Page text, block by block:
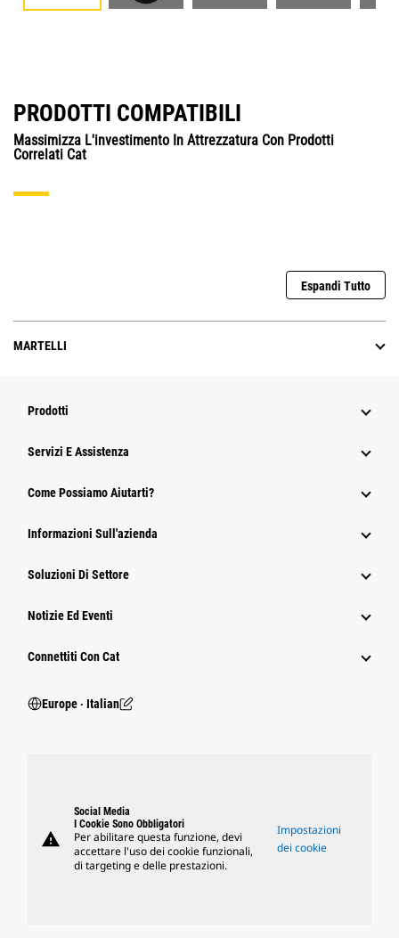
PRODOTTI COMPATIBILI
Massimizza L'investimento In Attrezzatura Con Prodotti
Correlati Cat
Espandi Tutto
MARTELLI
Prodotti
Servizi E Assistenza
Come Possiamo Aiutarti?
Informazioni Sull'azienda
Soluzioni Di Settore
Notizie Ed Eventi
Connettiti Con Cat
Europe ‧ Italian
warning
Social Media
I Cookie Sono Obbligatori
Per abilitare questa funzione, devi
accettare l'uso dei cookie funzionali,
di targeting e delle prestazioni.
Impostazioni
dei cookie